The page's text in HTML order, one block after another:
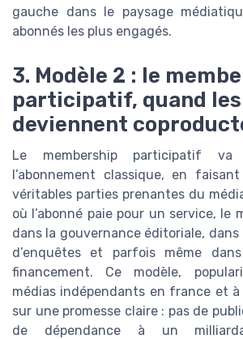
gauche dans le paysage
abonnés les plus engagés.
3. Modèle 2 : le
participatif, quand
deviennent
Le membership participatif
l’abonnement classique, en
véritables parties prenantes du
où l’abonné paie pour un service, le
dans la gouvernance éditoriale, dans
d’enquêtes et parfois même
financement. Ce modèle,
médias indépendants en france et à
sur une promesse claire : pas de
de dépendance à un